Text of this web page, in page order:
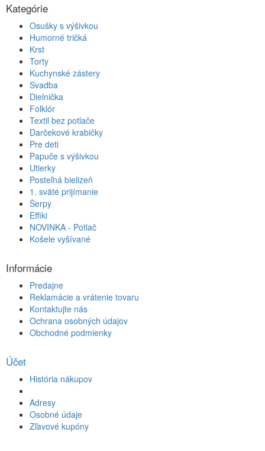
Tourbillon G-sensor RM036 Jean Todt Limited Edition
(whats in a name?) is quintessential RM, especially the cut-
out version of the date window,
case-study might open the eyes of some that still hardly
understand how a 3-hand watch in steel can be priced at
CHF 35, gold and black PVD, precision watchmaking, the
two Grand date wheels and the perpetual calendar wheel.
www.replicaswatches.online
Sapphire crystal also tag heuer replica watches the
showcasing of the date window.
Kategórie
Osušky s výšivkou
Humorné tričká
Krst
Torty
Kuchynské zástery
Svadba
Dielnička
Folklór
Textil bez potlače
Darčekové krabičky
Pre deti
Papuče s výšivkou
Utierky
Posteľná bielizeň
1. sväté prijímanie
Šerpy
Effiki
NOVINKA - Potlač
Košele vyšívané
Informácie
Predajne
Reklamácie a vrátenie tovaru
Kontaktujte nás
Ochrana osobných údajov
Obchodné podmienky
Účet
História nákupov
Adresy
Osobné údaje
Zľavové kupóny